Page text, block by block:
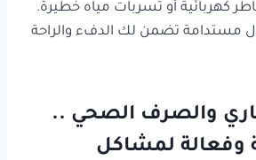
كهربائية أو تسربات مياه خطيرة.
مستدامة تضمن لك الدفء والراحة
والصرف الصحي ..
وفعالة لمشاكل